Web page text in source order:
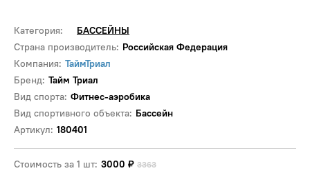
Категория:
БАССЕЙНЫ
Страна производитель: Российская Федерация
Компания: ТаймТриал
Бренд: Тайм Триал
Вид спорта: Фитнес-аэробика
Вид спортивного объекта: Бассейн
Артикул: 180401
Стоимость за 1 шт: 3000 ₽ 3363